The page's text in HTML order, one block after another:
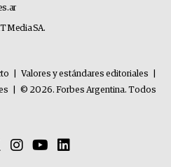
Media SA.
Valores y estándares editoriales
© 2026. Forbes Argentina. Todos